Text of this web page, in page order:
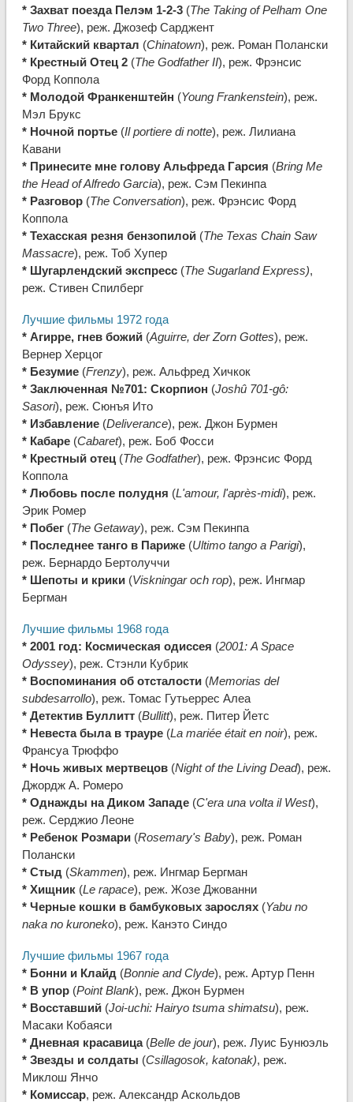
* Захват поезда Пелэм 1-2-3(The Taking of Pelham One
Two Three), реж. Джозеф Сарджент
* Китайский квартал (Chinatown), реж. Роман Полански
* Крестный Отец 2(The Godfather II), реж. Фрэнсис
Форд Коппола
* Молодой Франкенштейн (Young Frankenstein), реж.
Мэл Брукс
* Ночной портье(Il portiere di notte), реж. Лилиана
Кавани
* Принесите мне голову Альфреда Гарсия (Bring Me
the Head of Alfredo Garcia), реж. Сэм Пекинпа
* Разговор (The Conversation), реж. Фрэнсис Форд
Коппола
* Техасская резня бензопилой(The Texas Chain Saw
Massacre), реж. Тоб Хупер
* Шугарлендский экспресс(The Sugarland Express),
реж. Стивен Спилберг
Лучшие фильмы 1972 года
* Агирре, гнев божий(Aguirre, der Zorn Gottes), реж.
Вернер Херцог
* Безумие(Frenzy), реж. Альфред Хичкок
* Заключенная №701: Скорпион (Joshû 701-gô:
Sasori), реж. Сюнъя Ито
* Избавление(Deliverance), реж. Джон Бурмен
* Кабаре(Cabaret), реж. Боб Фосси
* Крестный отец(The Godfather), реж. Фрэнсис Форд
Коппола
* Любовь после полудня (L'amour, l'après-midi), реж.
Эрик Ромер
* Побег(The Getaway), реж. Сэм Пекинпа
* Последнее танго в Париже(Ultimo tango a Parigi),
реж. Бернардо Бертолуччи
* Шепоты и крики(Viskningar och rop), реж. Ингмар
Бергман
Лучшие фильмы 1968 года
* 2001 год: Космическая одиссея (2001: A Space
Odyssey), реж. Стэнли Кубрик
* Воспоминания об отсталости(Memorias del
subdesarrollo), реж. Томас Гутьеррес Алеа
* Детектив Буллитт(Bullitt), реж. Питер Йетс
* Невеста была в трауре(La mariée était en noir), реж.
Франсуа Трюффо
* Ночь живых мертвецов(Night of the Living Dead), реж.
Джордж А. Ромеро
* Однажды на Диком Западе(C'era una volta il West),
реж. Серджио Леоне
* Ребенок Розмари(Rosemary's Baby), реж. Роман
Полански
* Стыд (Skammen), реж. Ингмар Бергман
* Хищник(Le rapace), реж. Жозе Джованни
* Черные кошки в бамбуковых зарослях(Yabu no
naka no kuroneko), реж. Канэто Синдо
Лучшие фильмы 1967 года
* Бонни и Клайд (Bonnie and Clyde), реж. Артур Пенн
* В упор(Point Blank), реж. Джон Бурмен
* Восставший(Joi-uchi: Hairyo tsuma shimatsu), реж.
Масаки Кобаяси
* Дневная красавица(Belle de jour), реж. Луис Бунюэль
* Звезды и солдаты (Csillagosok, katonak), реж.
Миклош Янчо
* Комиссар, реж. Александр Аскольдов